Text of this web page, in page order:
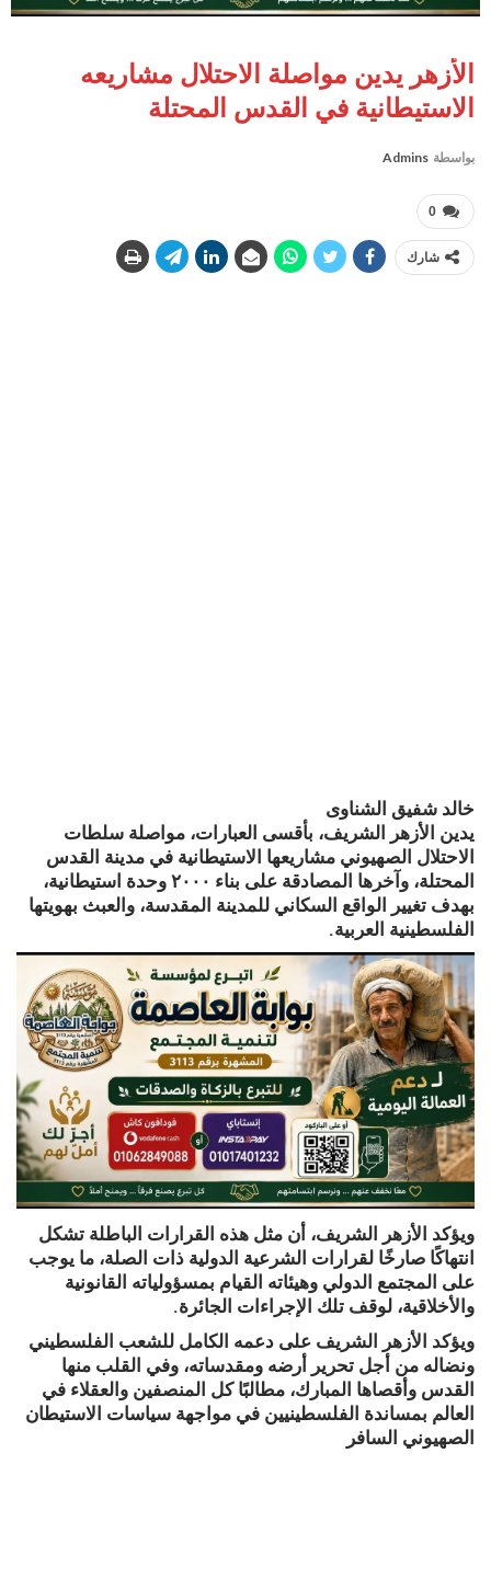
الأزهر يدين مواصلة الاحتلال مشاريعه
الاستيطانية في القدس المحتلة
بواسطة Admins
0
شارك
خالد شفيق الشناوى
يدين الأزهر الشريف، بأقسى العبارات، مواصلة سلطات
الاحتلال الصهيوني مشاريعها الاستيطانية في مدينة القدس
المحتلة، وآخرها المصادقة على بناء ٢٠٠٠ وحدة استيطانية،
بهدف تغيير الواقع السكاني للمدينة المقدسة، والعبث بهويتها
الفلسطينية العربية.
ويؤكد الأزهر الشريف، أن مثل هذه القرارات الباطلة تشكل
انتهاكًا صارخًا لقرارات الشرعية الدولية ذات الصلة، ما يوجب
على المجتمع الدولي وهيئاته القيام بمسؤولياته القانونية
والأخلاقية، لوقف تلك الإجراءات الجائرة.
ويؤكد الأزهر الشريف على دعمه الكامل للشعب الفلسطيني
ونضاله من أجل تحرير أرضه ومقدساته، وفي القلب منها
القدس وأقصاها المبارك، مطالبًا كل المنصفين والعقلاء في
العالم بمساندة الفلسطينيين في مواجهة سياسات الاستيطان
الصهيوني السافر